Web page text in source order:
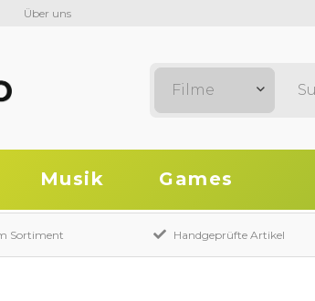
Über uns
Filme
Musik Games
Sortiment Handgeprüfte Artikel